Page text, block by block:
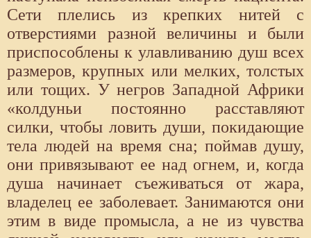
Сети плелись из крепких нитей с
отверстиями разной величины и были
приспособлены к улавливанию душ всех
размеров, крупных или мелких, толстых
или тощих. У негров Западной Африки
«колдуньи постоянно расставляют
силки, чтобы ловить души, покидающие
тела людей на время сна; поймав душу,
они привязывают ее над огнем, и, когда
душа начинает съеживаться от жара,
владелец ее заболевает. Занимаются они
этим в виде промысла, а не из чувства